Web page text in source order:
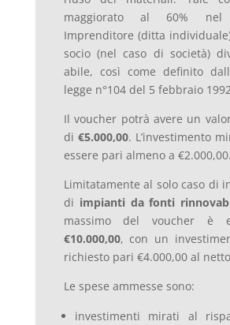
maggiorato al 60%
Imprenditore (ditta
socio (nel caso di società)
abile, così come definito
legge n°104 del 5 febbraio
Il voucher potrà avere un
di €5.000,00. L’investimento
essere pari almeno a €2.000,00.
Limitatamente al solo caso di
di impianti da fonti
massimo del voucher è
€10.000,00, con un
richiesto pari €4.000,00 al
Le spese ammesse sono:
investimenti mirati al